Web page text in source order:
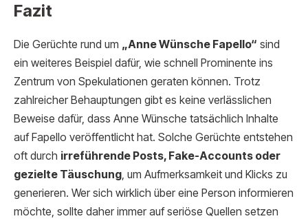
Fazit
Die Gerüchte rund um „Anne Wünsche Fapello“ sind
ein weiteres Beispiel dafür, wie schnell Prominente ins
Zentrum von Spekulationen geraten können. Trotz
zahlreicher Behauptungen gibt es keine verlässlichen
Beweise dafür, dass Anne Wünsche tatsächlich Inhalte
auf Fapello veröffentlicht hat. Solche Gerüchte entstehen
oft durch irreführende Posts, Fake-Accounts oder
gezielte Täuschung, um Aufmerksamkeit und Klicks zu
generieren. Wer sich wirklich über eine Person informieren
möchte, sollte daher immer auf seriöse Quellen setzen